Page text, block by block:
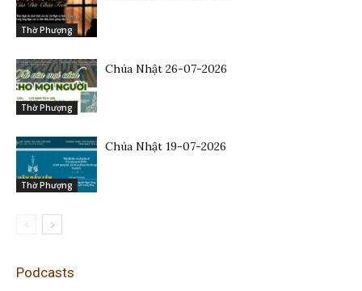
Thờ Phượng
Thờ Phượng
Chúa Nhật 26-07-2026
Thờ Phượng
Chúa Nhật 19-07-2026
Podcasts